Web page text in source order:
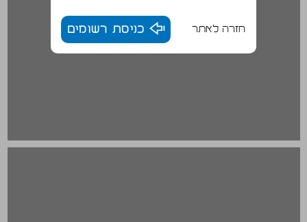
חזרה לאתר כניסת רשומים
פרק ראשון על יחסה של הפילוסופיה לבעלי־חיים ... 21